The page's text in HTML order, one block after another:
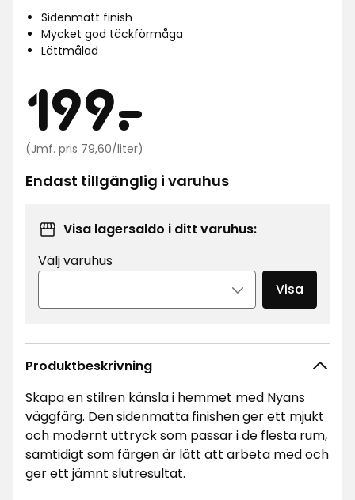
Sidenmatt finish
Mycket god täckförmåga
Lättmålad
Pris
199-
.
kr
(Jmf. pris 79,60/liter)
kr
/liter
Endast tillgänglig i varuhus
Visa lagersaldo i ditt varuhus:
Välj varuhus
Visa
Produktbeskrivning
Skapa en stilren känsla i hemmet med Nyans
väggfärg. Den sidenmatta finishen ger ett mjukt
och modernt uttryck som passar i de flesta rum,
samtidigt som färgen är lätt att arbeta med och
ger ett jämnt slutresultat.